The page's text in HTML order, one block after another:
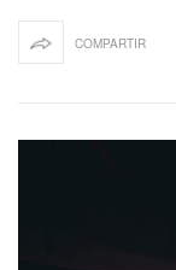
COMPARTIR